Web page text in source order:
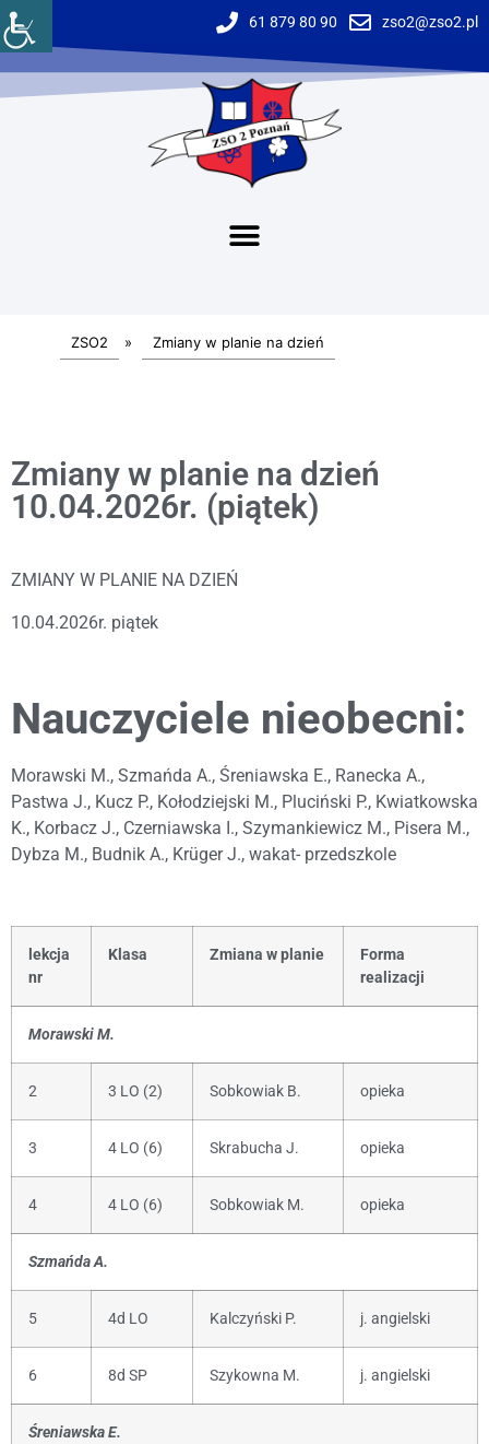
61 879 80 90 zso2@zso2.pl
ZSO2 » Zmiany w planie na dzień
Zmiany w planie na dzień
10.04.2026r. (piątek)
ZMIANY W PLANIE NA DZIEŃ
10.04.2026r. piątek
Nauczyciele nieobecni:
Morawski M., Szmańda A., Śreniawska E., Ranecka A.,
Pastwa J., Kucz P., Kołodziejski M., Pluciński P., Kwiatkowska
K., Korbacz J., Czerniawska I., Szymankiewicz M., Pisera M.,
Dybza M., Budnik A., Krüger J., wakat- przedszkole
lekcja
nr
Klasa Zmiana w planie
Forma
realizacji
Morawski M.
2 3 LO (2) Sobkowiak B. opieka
3 4 LO (6) Skrabucha J. opieka
4 4 LO (6) Sobkowiak M. opieka
Szmańda A.
5 4d LO Kalczyński P. j. angielski
6 8d SP Szykowna M. j. angielski
Śreniawska E.